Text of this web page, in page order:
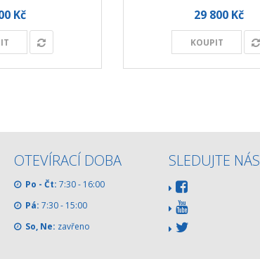
Kč 29 800 Kč
KOUPIT
OTEVÍRACÍ DOBA
Po - Čt: 7:30 - 16:00
Pá: 7:30 - 15:00
So, Ne: zavřeno
SLEDUJTE NÁS